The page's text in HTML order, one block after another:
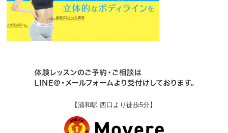
【浦和駅 西口より徒歩5分】